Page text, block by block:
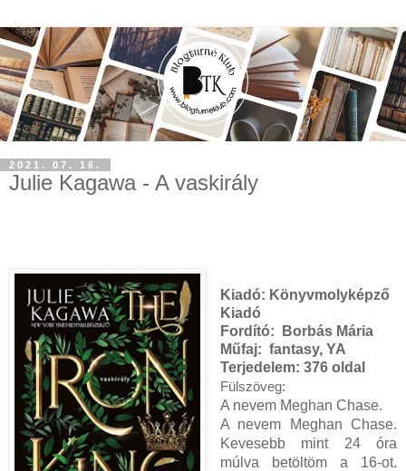
2021. 07. 16.
Julie Kagawa - A vaskirály
Kiadó: Könyvmolyképző
Kiadó
Fordító:
Borbás Mária
Műfaj: fantasy, YA
Terjedelem: 376 oldal
Fülszöveg:
A nevem Meghan Chase.
A nevem Meghan Chase.
Kevesebb mint 24 óra
múlva betöltöm a 16-ot.